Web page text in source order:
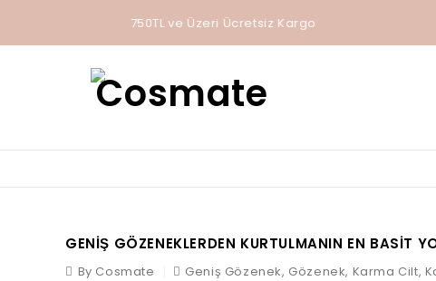
Saç Bakım Kremlerinde 3 Al 2 Öde!
GENIŞ GÖZENEKLERDEN KURTULMANIN EN BASIT
By Cosmate Geniş Gözenek, Gözenek, Karma Cilt,